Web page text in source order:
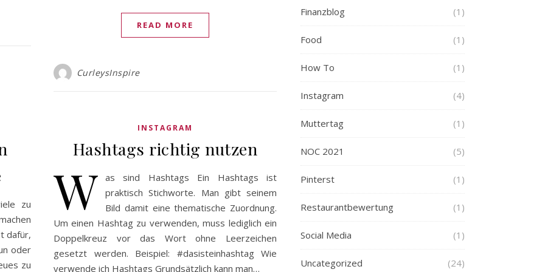
READ MORE
CurleysInspire
zu
dafür,
oder
zu
INSTAGRAM
Hashtags richtig nutzen
W as sind Hashtags Ein Hashtags ist
praktisch Stichworte. Man gibt seinem
Bild damit eine thematische Zuordnung.
Um einen Hashtag zu verwenden, muss lediglich ein
Doppelkreuz vor das Wort ohne Leerzeichen
gesetzt werden. Beispiel: #dasisteinhashtag Wie
verwende ich Hashtags Grundsätzlich kann man…
Finanzblog (1)
Food (1)
How To (1)
Instagram (4)
Muttertag (1)
NOC 2021 (5)
Pinterst (1)
Restaurantbewertung (1)
Social Media (1)
Uncategorized (24)